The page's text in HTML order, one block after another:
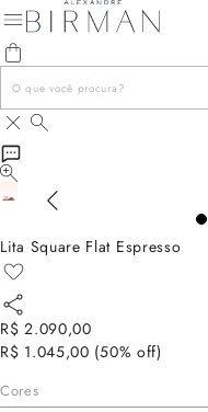
Lita Square Flat Espresso
R$ 2.090,00
R$ 1.045,00 (50% off)
Cores